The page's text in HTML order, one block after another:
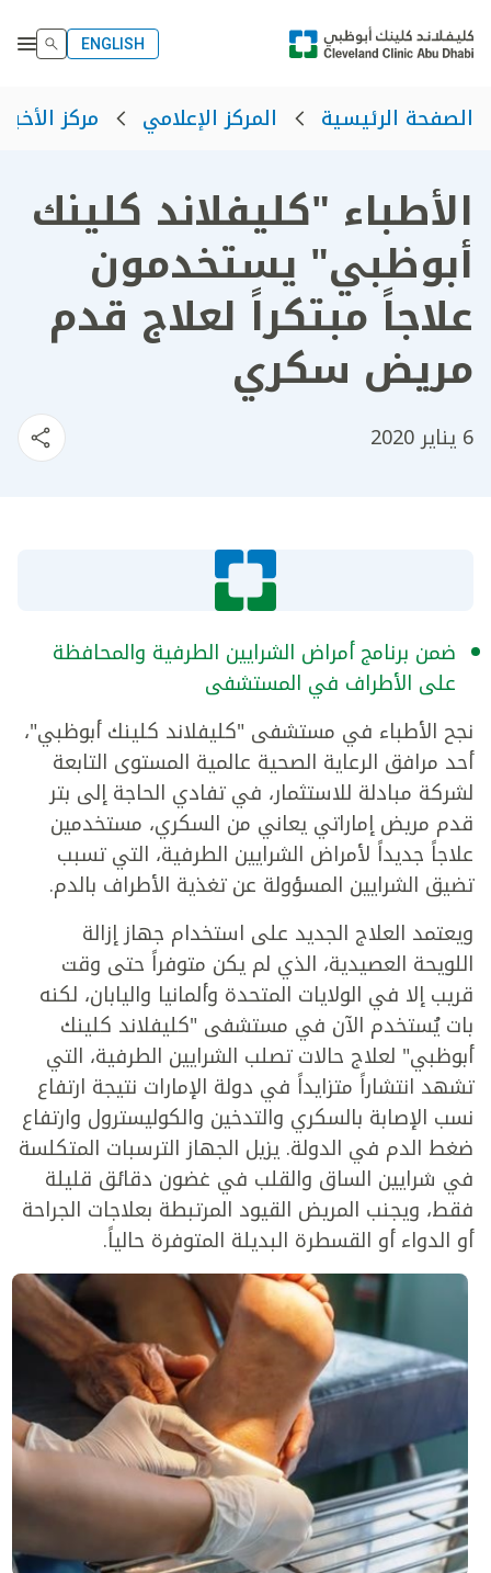
ENGLISH
الصفحة الرئيسية المركز الإعلامي مركز الأخبار
الأطباء "كليفلاند كلينك
أبوظبي" يستخدمون
علاجاً مبتكراً لعلاج قدم
مريض سكري
6 يناير 2020
ضمن برنامج أمراض الشرايين الطرفية والمحافظة
على الأطراف في المستشفى
نجح الأطباء في مستشفى "كليفلاند كلينك أبوظبي"،
أحد مرافق الرعاية الصحية عالمية المستوى التابعة
لشركة مبادلة للاستثمار، في تفادي الحاجة إلى بتر
قدم مريض إماراتي يعاني من السكري، مستخدمين
علاجاً جديداً لأمراض الشرايين الطرفية، التي تسبب
تضيق الشرايين المسؤولة عن تغذية الأطراف بالدم.
ويعتمد العلاج الجديد على استخدام جهاز إزالة
اللويحة العصيدية، الذي لم يكن متوفراً حتى وقت
قريب إلا في الولايات المتحدة وألمانيا واليابان، لكنه
بات يُستخدم الآن في مستشفى "كليفلاند كلينك
أبوظبي" لعلاج حالات تصلب الشرايين الطرفية، التي
تشهد انتشاراً متزايداً في دولة الإمارات نتيجة ارتفاع
نسب الإصابة بالسكري والتدخين والكوليسترول وارتفاع
ضغط الدم في الدولة. يزيل الجهاز الترسبات المتكلسة
في شرايين الساق والقلب في غضون دقائق قليلة
فقط، ويجنب المريض القيود المرتبطة بعلاجات الجراحة
أو الدواء أو القسطرة البديلة المتوفرة حالياً.